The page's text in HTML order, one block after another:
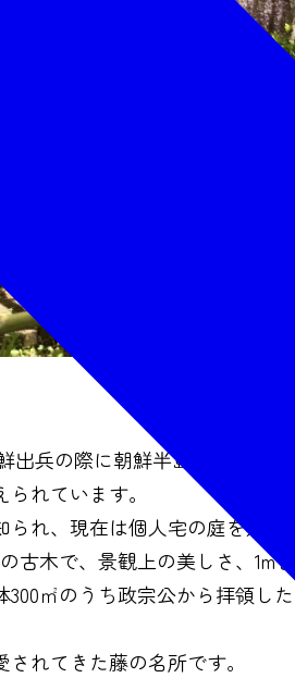
兵の際に朝鮮半島から鉢植
れています。
れ、現在は個人宅の庭を期間
木で、景観上の美しさ、1m
㎡のうち政宗公から拝領し
れてきた藤の名所です。